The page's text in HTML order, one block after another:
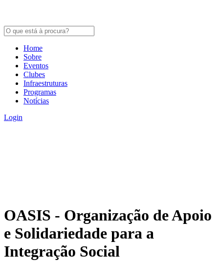
Home
Sobre
Eventos
Clubes
Infraestruturas
Programas
Notícias
Login
OASIS - Organização de Apoio
e Solidariedade para a
Integração Social